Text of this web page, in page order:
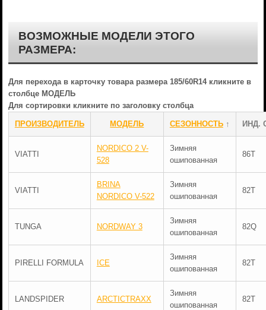
ВОЗМОЖНЫЕ МОДЕЛИ ЭТОГО
РАЗМЕРА:
Для перехода в карточку товара размера 185/60R14 кликните в
столбце МОДЕЛЬ
Для сортировки кликните по заголовку столбца
ПРОИЗВОДИТЕЛЬ МОДЕЛЬ СЕЗОННОСТЬ↑ ИНД.
VIATTI
NORDICO 2 V-
528
Зимняя
ошипованная
86T
VIATTI
BRINA
NORDICO V-522
Зимняя
ошипованная
82T
TUNGA NORDWAY 3
Зимняя
ошипованная
82Q
PIRELLI FORMULA ICE
Зимняя
ошипованная
82T
LANDSPIDER ARCTICTRAXX
Зимняя
ошипованная
82T